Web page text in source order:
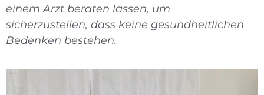
einem Arzt beraten lassen, um
sicherzustellen, dass keine gesundheitlichen
Bedenken bestehen.